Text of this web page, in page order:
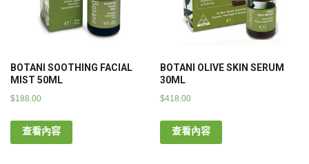
BOTANI SOOTHING FACIAL
MIST 50ML
$188.00
查看內容
BOTANI OLIVE SKIN SERUM
30ML
$418.00
查看內容